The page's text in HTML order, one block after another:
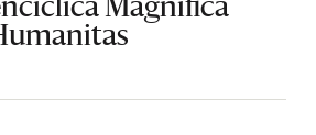
Magnifica